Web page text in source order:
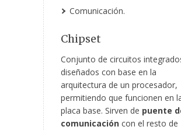
Comunicación.
Chipset
Conjunto de circuitos
diseñados con base en la
arquitectura de un procesador,
permitiendo que funcionen en
placa base. Sirven de puente
comunicación con el resto de